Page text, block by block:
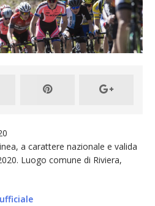
a carattere nazionale e valida
Luogo comune di Riviera,